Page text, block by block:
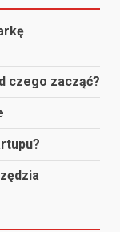
czego zacząć?